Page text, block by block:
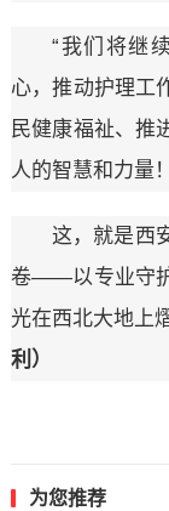
“我们将继
心，推动护理工
民健康福祉、推
人的智慧和力量
这，就是西
卷——以专业守
光在西北大地上
利）
为您推荐